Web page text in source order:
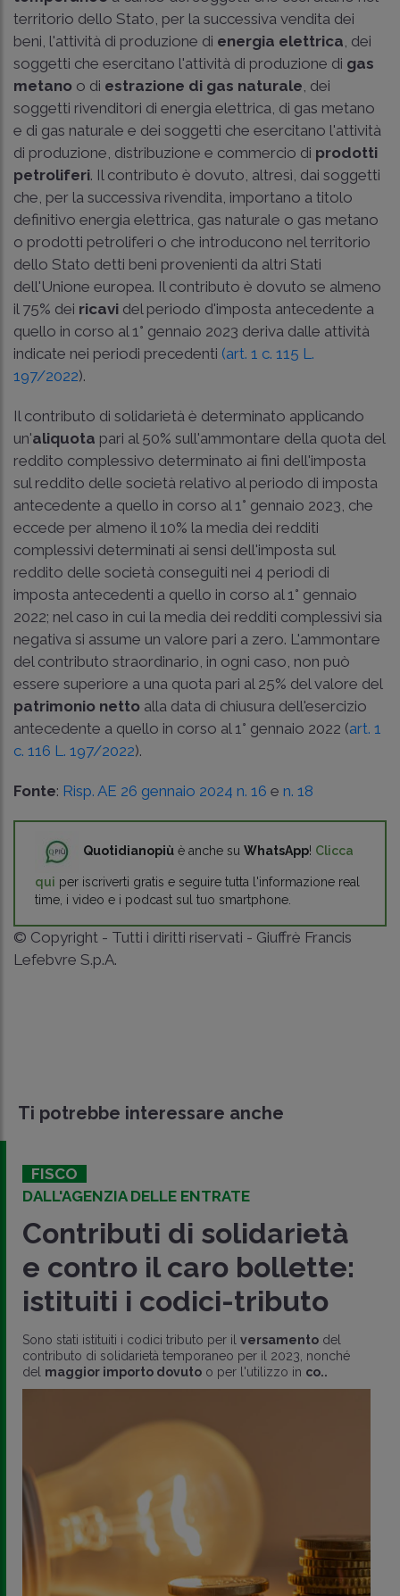
territorio dello Stato, per la successiva vendita dei
beni, l'attività di produzione di energia elettrica , dei
soggetti che esercitano l'attività di produzione di gas
metano o di estrazione di gas naturale , dei
soggetti rivenditori di energia elettrica, di gas metano
e di gas naturale e dei soggetti che esercitano l'attività
di produzione, distribuzione e commercio di prodotti
petroliferi. Il contributo è dovuto, altresì, dai soggetti
che, per la successiva rivendita, importano a titolo
definitivo energia elettrica, gas naturale o gas metano
o prodotti petroliferi o che introducono nel territorio
dello Stato detti beni provenienti da altri Stati
dell'Unione europea. Il contributo è dovuto se almeno
il 75% dei ricavi del periodo d'imposta antecedente a
quello in corso al 1° gennaio 2023 deriva dalle attività
indicate nei periodi precedenti (art. 1 c. 115 L.
197/2022).
Il contributo di solidarietà è determinato applicando
un'aliquota pari al 50% sull'ammontare della quota del
reddito complessivo determinato ai fini dell'imposta
sul reddito delle società relativo al periodo di imposta
antecedente a quello in corso al 1° gennaio 2023, che
eccede per almeno il 10% la media dei redditi
complessivi determinati ai sensi dell'imposta sul
reddito delle società conseguiti nei 4 periodi di
imposta antecedenti a quello in corso al 1° gennaio
2022; nel caso in cui la media dei redditi complessivi sia
negativa si assume un valore pari a zero. L'ammontare
del contributo straordinario, in ogni caso, non può
essere superiore a una quota pari al 25% del valore del
patrimonio netto alla data di chiusura dell'esercizio
antecedente a quello in corso al 1° gennaio 2022 (art. 1
c. 116 L. 197/2022).
Fonte: Risp. AE 26 gennaio 2024 n. 16 e n. 18
Quotidianopiù è anche su WhatsApp! Clicca
qui per iscriverti gratis e seguire tutta l'informazione real
time, i video e i podcast sul tuo smartphone.
© Copyright - Tutti i diritti riservati - Giuffrè Francis
Lefebvre S.p.A.
Ti potrebbe interessare anche
FISCO
DALL'AGENZIA DELLE ENTRATE
Contributi di solidarietà
e contro il caro bollette:
istituiti i codici-tributo
Sono stati istituiti i codici tributo per il versamento del
contributo di solidarietà temporaneo per il 2023, nonché
del maggior importo dovuto o per l'utilizzo in co..